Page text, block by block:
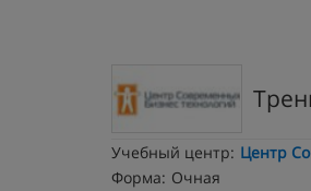
Учебный центр: Центр
Форма: Очная